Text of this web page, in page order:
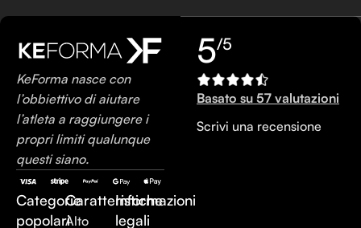
KeForma nasce con
l’obbiettivo di aiutare
l’atleta a raggiungere i
propri limiti qualunque
questi siano.
Categorie
popolari
Caratteristiche
Alto
Informazioni
legali
5/5
Basato su 57 valutazioni
Scrivi una recensione